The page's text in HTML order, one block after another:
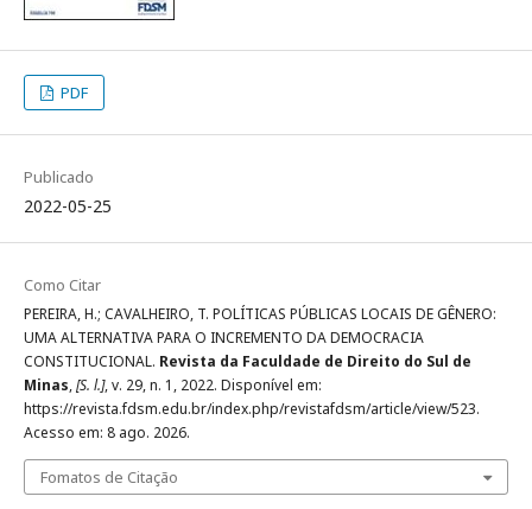
PDF
Publicado
2022-05-25
Como Citar
PEREIRA, H.; CAVALHEIRO, T. POLÍTICAS PÚBLICAS LOCAIS DE GÊNERO:
UMA ALTERNATIVA PARA O INCREMENTO DA DEMOCRACIA
CONSTITUCIONAL. Revista da Faculdade de Direito do Sul de
Minas,[S. l.], v. 29, n. 1, 2022. Disponível em:
https://revista.fdsm.edu.br/index.php/revistafdsm/article/view/523.
Acesso em: 8 ago. 2026.
Fomatos de Citação